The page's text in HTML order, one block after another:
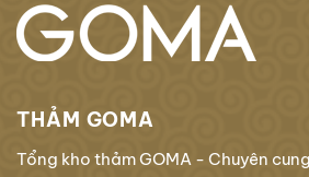
THẢM GOMA
Tổng kho thảm GOMA - Chuyên